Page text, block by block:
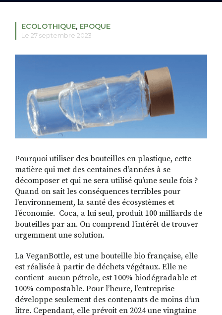
RECHERCHER
LINKEDINYOUTUBE
ECOLOTHIQUE, EPOQUE
Le 27 septembre 2023
Pourquoi utiliser des bouteilles en plastique, cette
matière qui met des centaines d’années à se
décomposer et qui ne sera utilisé qu’une seule fois ?
Quand on sait les conséquences terribles pour
l’environnement, la santé des écosystèmes et
l’économie. Coca, a lui seul, produit 100 milliards de
bouteilles par an. On comprend l’intérêt de trouver
urgemment une solution.
La VeganBottle, est une bouteille bio française, elle
est réalisée à partir de déchets végétaux. Elle ne
contient aucun pétrole, est 100% biodégradable et
100% compostable. Pour l’heure, l’entreprise
développe seulement des contenants de moins d’un
litre. Cependant, elle prévoit en 2024 une vingtaine